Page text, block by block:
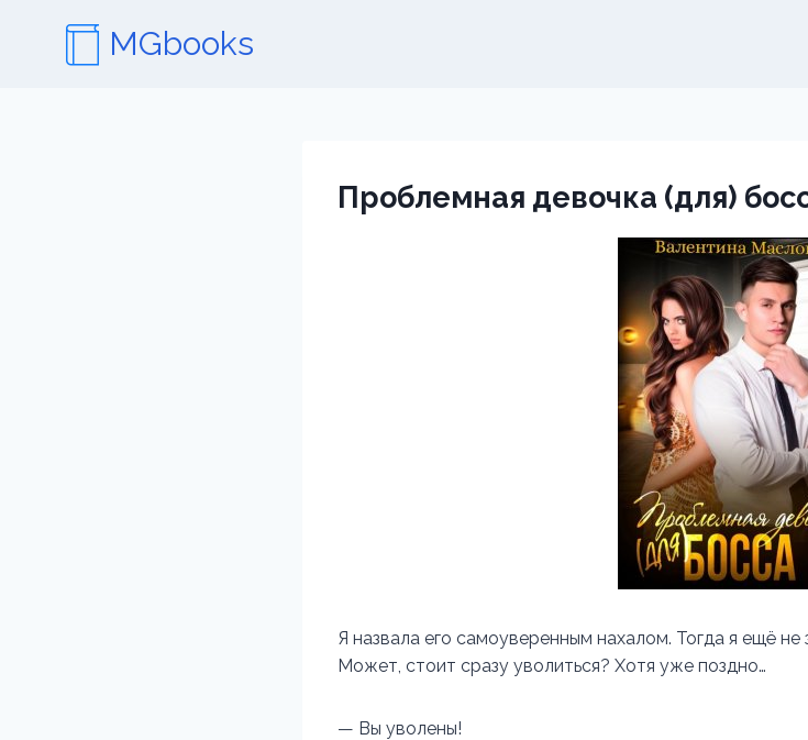
содержимому
MGbooks
Проблемная девочка (для)
Я назвала его самоуверенным нахалом. Тогда я ещё не
Может, стоит сразу уволиться? Хотя уже поздно…
— Вы уволены!